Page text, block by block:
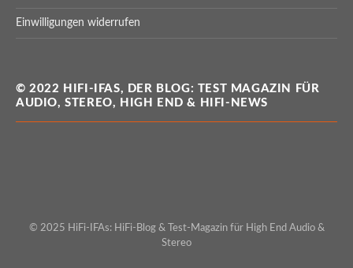
Einwilligungen widerrufen
© 2022 HIFI-IFAS, DER BLOG: TEST MAGAZIN FÜR
AUDIO, STEREO, HIGH END & HIFI-NEWS
© 2025 HiFi-IFAs: HiFi-Blog & Test-Magazin für High End Audio &
Stereo